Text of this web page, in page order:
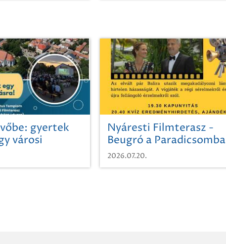
gyertek
városi
Nyáresti Filmterasz -
Beugró a Paradicsomba
2026.07.20.